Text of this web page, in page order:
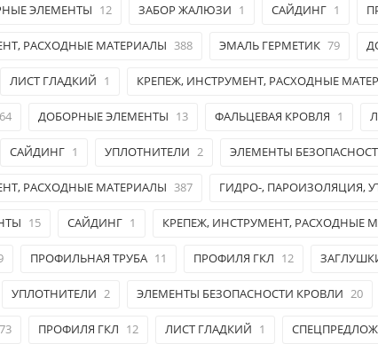
ЭЛЕМЕНТЫ 12 ЗАБОР ЖАЛЮЗИ 1 САЙДИНГ 1
РАСХОДНЫЕ МАТЕРИАЛЫ 388 ЭМАЛЬ ГЕРМЕТИК 79
ЛИСТ ГЛАДКИЙ 1 КРЕПЕЖ, ИНСТРУМЕНТ, РАСХОДНЫЕ
64 ДОБОРНЫЕ ЭЛЕМЕНТЫ 13 ФАЛЬЦЕВАЯ КРОВЛЯ 1
САЙДИНГ 1 УПЛОТНИТЕЛИ 2 ЭЛЕМЕНТЫ
РАСХОДНЫЕ МАТЕРИАЛЫ 387 ГИДРО-, ПАРОИЗОЛЯЦИЯ,
15 САЙДИНГ 1 КРЕПЕЖ, ИНСТРУМЕНТ, РАСХОДНЫЕ
ПРОФИЛЬНАЯ ТРУБА 11 ПРОФИЛЯ ГКЛ 12
УПЛОТНИТЕЛИ 2 ЭЛЕМЕНТЫ БЕЗОПАСНОСТИ КРОВЛИ 20
73 ПРОФИЛЯ ГКЛ 12 ЛИСТ ГЛАДКИЙ 1